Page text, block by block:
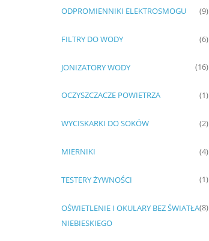
ODPROMIENNIKI ELEKTROSMOGU (9)
FILTRY DO WODY (6)
JONIZATORY WODY (16)
OCZYSZCZACZE POWIETRZA (1)
WYCISKARKI DO SOKÓW (2)
MIERNIKI (4)
TESTERY ŻYWNOŚCI (1)
OŚWIETLENIE I OKULARY BEZ ŚWIATŁA
NIEBIESKIEGO
(8)